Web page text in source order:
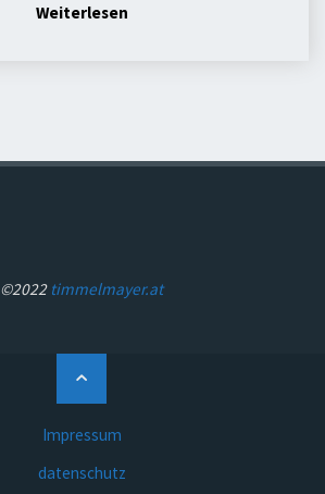
Weiterlesen"fuchs"
©2022 timmelmayer.at
Impressum
datenschutz
Back
to
Top